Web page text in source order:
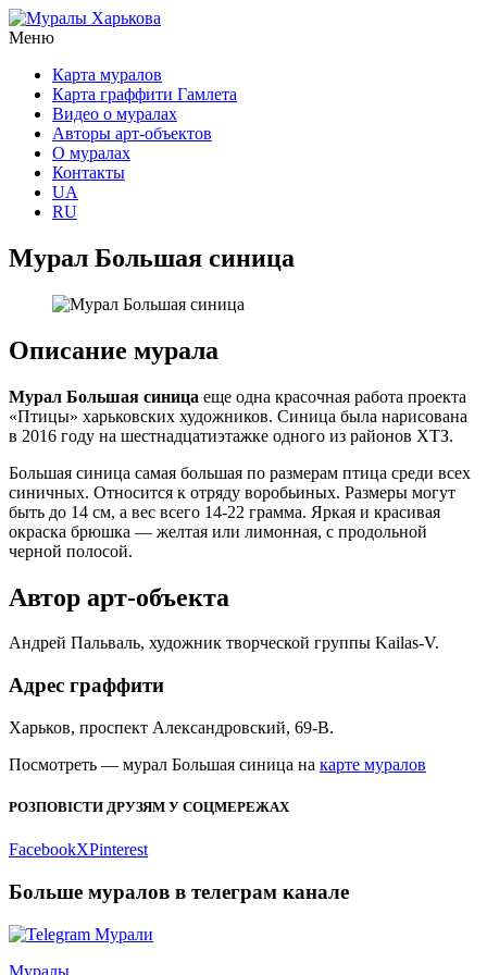
Меню
Карта муралов
Карта граффити Гамлета
Видео о муралах
Авторы арт-объектов
О муралах
Контакты
UA
RU
Мурал Большая синица
Описание мурала
Мурал Большая синица еще одна красочная работа проекта
«Птицы» харьковских художников. Синица была нарисована
в 2016 году на шестнадцатиэтажке одного из районов ХТЗ.
Большая синица самая большая по размерам птица среди всех
синичных. Относится к отряду воробьиных. Размеры могут
быть до 14 см, а вес всего 14-22 грамма. Яркая и красивая
окраска брюшка — желтая или лимонная, с продольной
черной полосой.
Автор арт-объекта
Андрей Пальваль, художник творческой группы Kailas-V.
Адрес граффити
Харьков, проспект Александровский, 69-В.
Посмотреть — мурал Большая синица на карте муралов
РОЗПОВІСТИ ДРУЗЯМ У СОЦМЕРЕЖАХ
FacebookXPinterest
Больше муралов в телеграм канале
Муралы